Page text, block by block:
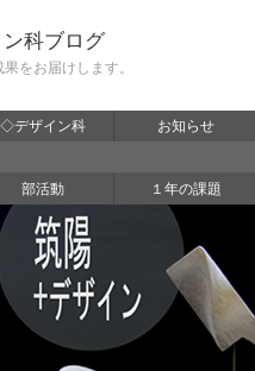
科ブログ
をお届けします。
◇デザイン科 お知らせ
部活動 １年の課題